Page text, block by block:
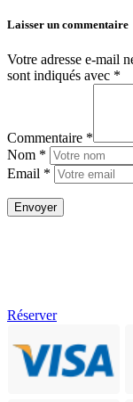
Laisser un commentaire
Votre adresse e-mail
sont indiqués avec *
Commentaire *
Nom *
Email *
Réserver